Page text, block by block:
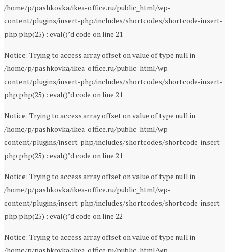
/home/p/pashkovka/ikea-office.ru/public_html/wp-
content/plugins/insert-php/includes/shortcodes/shortcode-insert-
php.php(25) : eval()’d code on line 21
Notice: Trying to access array offset on value of type null in
/home/p/pashkovka/ikea-office.ru/public_html/wp-
content/plugins/insert-php/includes/shortcodes/shortcode-insert-
php.php(25) : eval()’d code on line 21
Notice: Trying to access array offset on value of type null in
/home/p/pashkovka/ikea-office.ru/public_html/wp-
content/plugins/insert-php/includes/shortcodes/shortcode-insert-
php.php(25) : eval()’d code on line 21
Notice: Trying to access array offset on value of type null in
/home/p/pashkovka/ikea-office.ru/public_html/wp-
content/plugins/insert-php/includes/shortcodes/shortcode-insert-
php.php(25) : eval()’d code on line 22
Notice: Trying to access array offset on value of type null in